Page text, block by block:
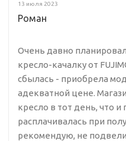
13 июля 2023
Роман
Очень давно
кресло-качалку от
сбылась - приобрела
адекватной цене.
кресло в тот день, что и
расплачивалась при
рекомендую, не